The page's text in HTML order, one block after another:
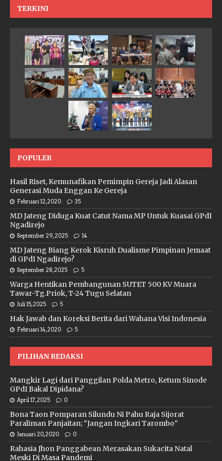
TERKINI
POPULER
Hasil Riset, Kemunafikan Pemimpin Gereja Jadi Alasan
Generasi Muda Enggan Ke Gereja
Februari 12, 2020 35
MD Jateng Diduga Kuat Catut Nama MP Untuk Kuasai GPdI
Ngadirejo
September 29, 2025 14
MD Jateng Biang Kerok Kisruh Dualisme Pimpinan Jemaat
di GPdI Ngadirejo?
September 28, 2025 5
Warga Hentikan Pembangunan SUTET 500 KV Muara
Tawar-Tg.Priok, T-24 Tugu Selatan
Juli 15, 2025 5
Hak Jawab dan Koreksi Berita dari Wahana Visi Indonesia
Februari 14, 2020 5
PILIHAN REDAKSI
Mangkir Lagi dari Panggilan Polda Metro, Ketum Sinode
GPdI Bakal Dipidana?
April 17, 2025 0
Bona Taon Pomparan Silundu Ni Pahu Raja Sijorat
Paraliman Panjaitan; “Jangan Ingkari Tarombo”
Januari 20, 2020 0
Rahasia Jhon Panggabean Merasakan Sukacita Natal
Meski Di Masa Pandemi